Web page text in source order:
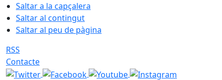
Saltar a la capçalera
Saltar al contingut
Saltar al peu de pàgina
RSS
Contacte